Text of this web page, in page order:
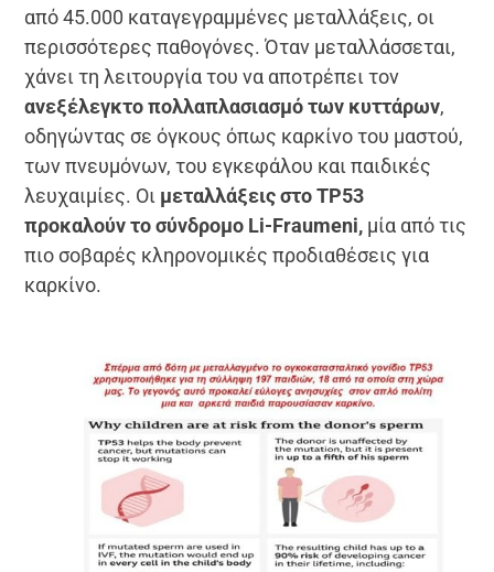
από 45.000 καταγεγραμμένες μεταλλάξεις, οι
περισσότερες παθογόνες. Όταν μεταλλάσσεται,
χάνει τη λειτουργία του να αποτρέπει τον
ανεξέλεγκτο πολλαπλασιασμό των κυττάρων,
οδηγώντας σε όγκους όπως καρκίνο του μαστού,
των πνευμόνων, του εγκεφάλου και παιδικές
λευχαιμίες. Οι μεταλλάξεις στο TP53
προκαλούν το σύνδρομο Li-Fraumeni, μία από τις
πιο σοβαρές κληρονομικές προδιαθέσεις για
καρκίνο.